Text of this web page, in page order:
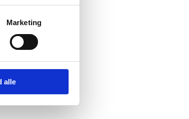
Marketing
alle